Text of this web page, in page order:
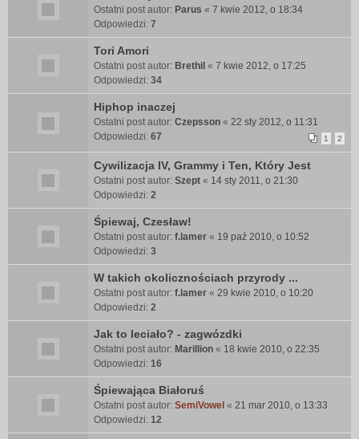
Ostatni post autor: Parus « 7 kwie 2012, o 18:34
Odpowiedzi: 7
Tori Amori
Ostatni post autor: Brethil « 7 kwie 2012, o 17:25
Odpowiedzi: 34
Hiphop inaczej
Ostatni post autor: Czepsson « 22 sty 2012, o 11:31
Odpowiedzi: 67 1 2
Cywilizacja IV, Grammy i Ten, Który Jest
Ostatni post autor: Szept « 14 sty 2011, o 21:30
Odpowiedzi: 2
Śpiewaj, Czesław!
Ostatni post autor: f.lamer « 19 paź 2010, o 10:52
Odpowiedzi: 3
W takich okolicznościach przyrody ...
Ostatni post autor: f.lamer « 29 kwie 2010, o 10:20
Odpowiedzi: 2
Jak to leciało? - zagwózdki
Ostatni post autor: Marillion « 18 kwie 2010, o 22:35
Odpowiedzi: 16
Śpiewająca Białoruś
Ostatni post autor: SemiVowel « 21 mar 2010, o 13:33
Odpowiedzi: 12